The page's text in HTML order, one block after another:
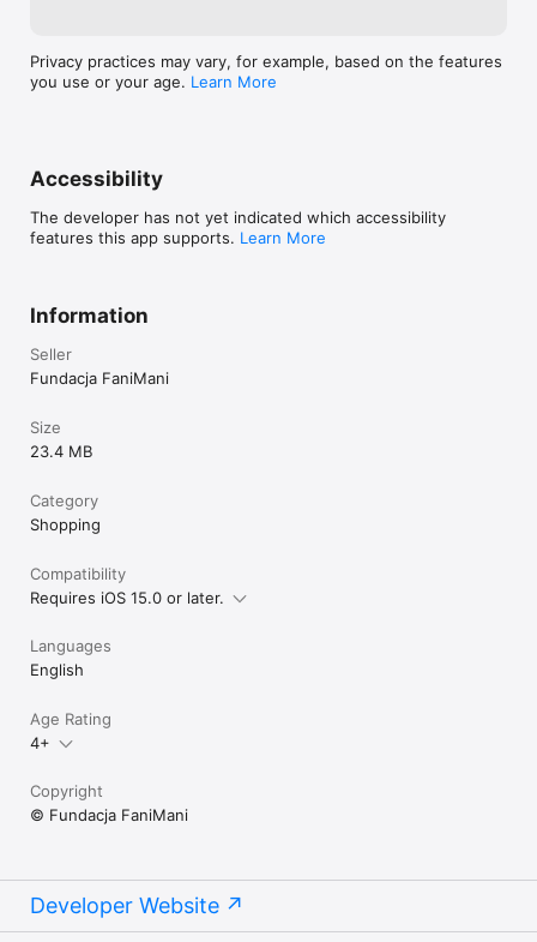
Privacy practices may vary, for example, based on the features
you use or your age. Learn More
Accessibility
The developer has not yet indicated which accessibility
features this app supports. Learn More
Information
Seller
Fundacja FaniMani
Size
23.4 MB
Category
Shopping
Compatibility
Requires iOS 15.0 or later.
Languages
English
Age Rating
4+
Copyright
© Fundacja FaniMani
Developer Website